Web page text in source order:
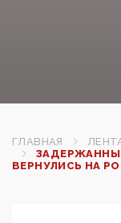
ГЛАВНАЯ
ВЕРНУЛИСЬ НА